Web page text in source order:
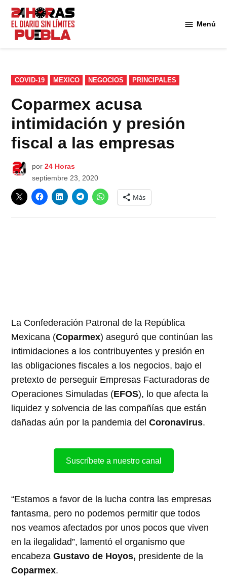
Saltar
contenido
Menú
PUBLICADO
EN
COVID-19 MEXICO NEGOCIOS PRINCIPALES
Coparmex acusa
intimidación y presión
fiscal a las empresas
por 24 Horas
septiembre 23, 2020
Más
La Confederación Patronal de la República
Mexicana (Coparmex) aseguró que continúan las
intimidaciones a los contribuyentes y presión en
las obligaciones fiscales a los negocios, bajo el
pretexto de perseguir Empresas Facturadoras de
Operaciones Simuladas (EFOS), lo que afecta la
liquidez y solvencia de las compañías que están
dañadas aún por la pandemia delCoronavirus.
Suscríbete a nuestro canal
“Estamos a favor de la lucha contra las empresas
fantasma, pero no podemos permitir que todos
nos veamos afectados por unos pocos que viven
en la ilegalidad”, lamentó el organismo que
encabezaGustavo de Hoyos, presidente de la
Coparmex.